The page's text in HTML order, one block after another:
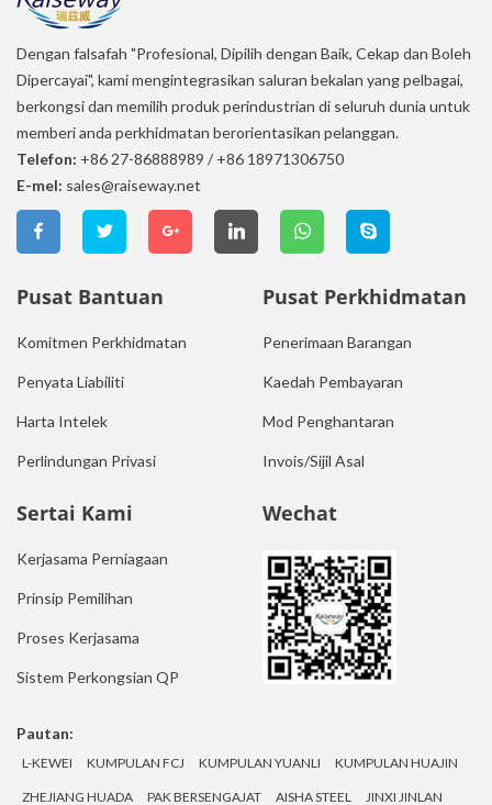
Dengan falsafah "Profesional, Dipilih dengan Baik, Cekap dan Boleh
Dipercayai", kami mengintegrasikan saluran bekalan yang pelbagai,
berkongsi dan memilih produk perindustrian di seluruh dunia untuk
memberi anda perkhidmatan berorientasikan pelanggan.
Telefon: +86 27-86888989 / +86 18971306750
E-mel: sales@raiseway.net
Pusat Bantuan
Komitmen Perkhidmatan
Penyata Liabiliti
Harta Intelek
Perlindungan Privasi
Pusat Perkhidmatan
Penerimaan Barangan
Kaedah Pembayaran
Mod Penghantaran
Invois/Sijil Asal
Sertai Kami
Kerjasama Perniagaan
Prinsip Pemilihan
Proses Kerjasama
Sistem Perkongsian QP
Wechat
Pautan:
L-KEWEI KUMPULAN FCJ KUMPULAN YUANLI KUMPULAN HUAJIN
ZHEJIANG HUADA PAK BERSENGAJAT AISHA STEEL JINXI JINLAN